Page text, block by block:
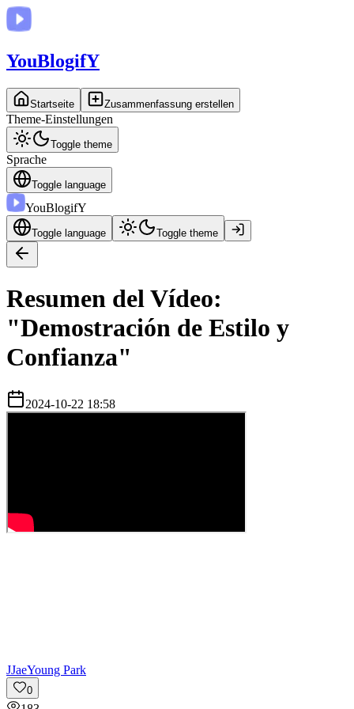
YouBlogifY
Startseite Zusammenfassung erstellen
Theme-Einstellungen
Toggle theme
Sprache
Toggle language
YouBlogifY
Toggle language Toggle theme
Resumen del Vídeo:
"Demostración de Estilo y
Confianza"
2024-10-22 18:58
JJaeYoung Park
0